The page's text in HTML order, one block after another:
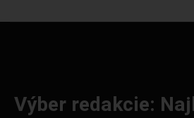
Výber redakcie: